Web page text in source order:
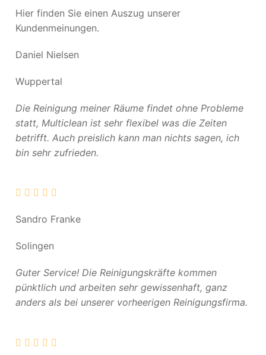
Hier finden Sie einen Auszug unserer
Kundenmeinungen.
Daniel Nielsen
Wuppertal
Die Reinigung meiner Räume findet ohne Probleme
statt, Multiclean ist sehr flexibel was die Zeiten
betrifft. Auch preislich kann man nichts sagen, ich
bin sehr zufrieden.
Sandro Franke
Solingen
Guter Service! Die Reinigungskräfte kommen
pünktlich und arbeiten sehr gewissenhaft, ganz
anders als bei unserer vorheerigen Reinigungsfirma.